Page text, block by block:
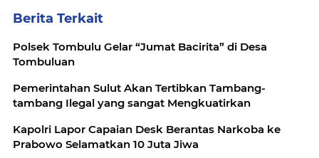
Berita Terkait
Polsek Tombulu Gelar “Jumat Bacirita” di Desa
Tombuluan
Pemerintahan Sulut Akan Tertibkan Tambang-
tambang Ilegal yang sangat Mengkuatirkan
Kapolri Lapor Capaian Desk Berantas Narkoba ke
Prabowo Selamatkan 10 Juta Jiwa